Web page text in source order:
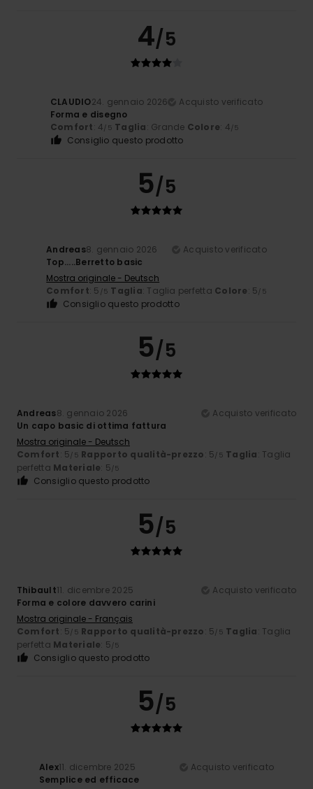
4/5
CLAUDIO24. gennaio 2026
Acquisto verificato
Forma e disegno
Comfort: 4/5 Taglia: Grande Colore: 4/5
Consiglio questo prodotto
5/5
Andreas8. gennaio 2026
Acquisto verificato
Top.....Berretto basic
Mostra originale - Deutsch
Comfort: 5 /5 Taglia: Taglia perfetta Colore: 5/5
Consiglio questo prodotto
5/5
Andreas8. gennaio 2026
Acquisto verificato
Un capo basic di ottima fattura
Mostra originale - Deutsch
Comfort: 5/5 Rapporto qualità-prezzo: 5/5 Taglia: Taglia
perfetta Materiale: 5/5
Consiglio questo prodotto
5/5
Thibault11. dicembre 2025
Acquisto verificato
Forma e colore davvero carini
Mostra originale - Français
Comfort: 5/5 Rapporto qualità-prezzo: 5/5 Taglia: Taglia
perfetta Materiale: 5/5
Consiglio questo prodotto
5/5
Alex11. dicembre 2025
Acquisto verificato
Semplice ed efficace